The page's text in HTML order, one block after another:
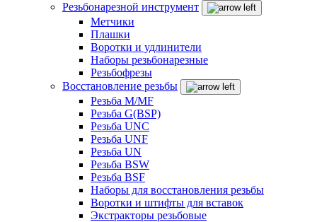
Резьбонарезной инструмент
Метчики
Плашки
Воротки и удлинители
Наборы резьбонарезные
Резьбофрезы
Восстановление резьбы
Резьба M/MF
Резьба G(BSP)
Резьба UNC
Резьба UNF
Резьба UN
Резьба BSW
Резьба BSF
Наборы для восстановления резьбы
Воротки и штифты для вставок
Экстракторы резьбовые